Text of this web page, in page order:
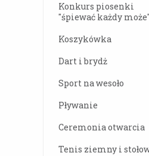
Konkurs piosenki
"śpiewać każdy może"
Koszykówka
Dart i brydż
Sport na wesoło
Pływanie
Ceremonia otwarcia
Tenis ziemny i